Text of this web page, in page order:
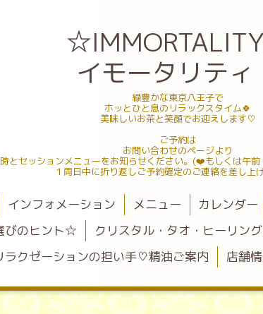
イモータリティ
緑豊かな東京八王子で
ホッとひと息のリラックスタイム🍀
美味しいお茶と笑顔でお迎えします♡
ご予約は
お問い合わせのページより
とセッションメニューをお知らせください。(❤️もしくは午
１両日中に折り返しご予約確定のご連絡を差し上
インフォメーション メニュー カレンダー
びのヒント☆
クリスタル・タオ・ヒーリン
ラクゼーションの担い手♡精油ご案内
店舗